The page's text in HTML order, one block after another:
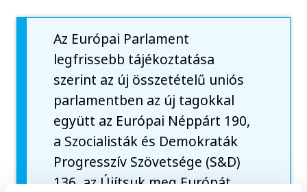
Az Európai Parlament
legfrissebb tájékoztatása
szerint az új összetételű uniós
parlamentben az új tagokkal
együtt az Európai Néppárt 190,
a Szocialisták és Demokraták
Progresszív Szövetsége (S&D)
136, az Újítsuk meg Európát